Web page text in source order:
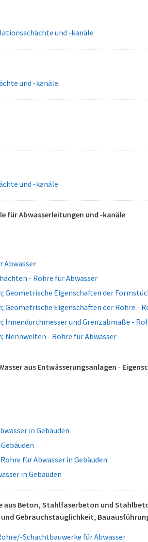
und -kanäle
und -kanäle
und -kanäle
für Abwasserleitungen und -kanäle
Abwasser
- Rohre für Abwasser
Geometrische Eigenschaften der
Geometrische Eigenschaften der Rohre -
Innendurchmesser und Grenzabmaße -
Nennweiten - Rohre für Abwasser
aus Entwässerungsanlagen -
in Gebäuden
für Abwasser in Gebäuden
in Gebäuden
Beton, Stahlfaserbeton und
Gebrauchstauglichkeit,
Schachtbauwerke für Abwasser